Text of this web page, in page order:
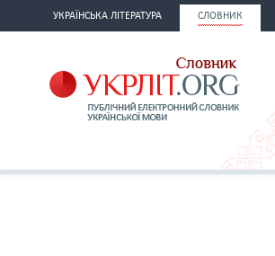
УКРАЇНСЬКА ЛІТЕРАТУРА СЛОВНИК